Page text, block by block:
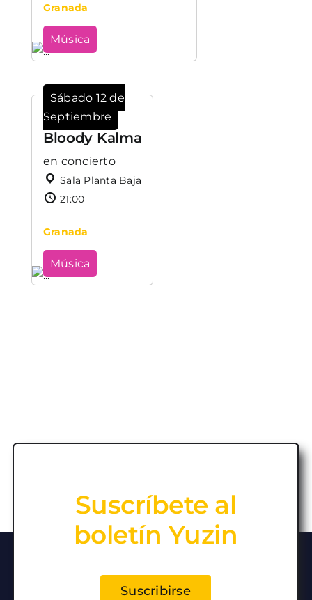
Granada
Música
Sábado 12 de
Septiembre
Bloody Kalma
en concierto
Sala Planta Baja
21:00
Granada
Música
Suscríbete al
boletín Yuzin
Suscribirse